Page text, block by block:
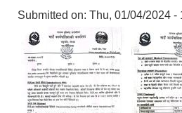
Submitted on: Thu, 01/04/2024 -